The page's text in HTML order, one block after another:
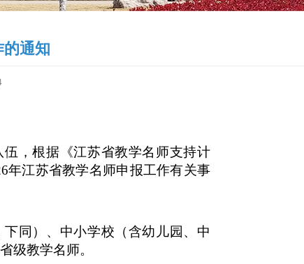
的通知
，根据《江苏省教学名师支持计
年江苏省教学名师申报工作有关事
同）、中小学校（含幼儿园、中
级教学名师。